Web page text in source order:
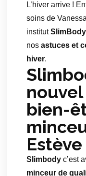
L’hiver arrive !
soins de
institut
nos astuces et
hiver.
bien-
Estève
Slimbody c’est
minceur de